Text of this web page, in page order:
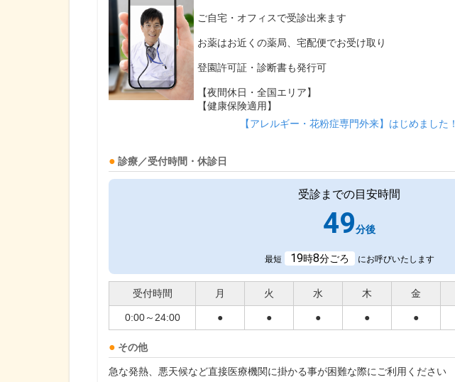
ご自宅・オフィスで受診出来ます
お薬はお近くの薬局、宅配便でお受け取り
登園許可証・診断書も発行可
【夜間休日・全国エリア】
【健康保険適用】
【アレルギー・花粉症専門外来】はじめました！
診療／受付時間・休診日
受診までの目安時間
49分後
最短 19時8分ごろ にお呼びいたします
受付時間 月 火 水 木 金
0:00～24:00 ● ● ● ● ●
その他
急な発熱、悪天候など直接医療機関に掛かる事が困難な際にご利用ください